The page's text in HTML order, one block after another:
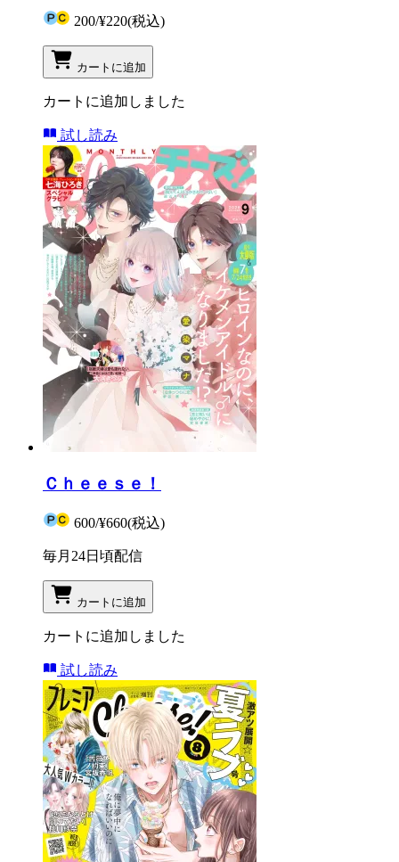
200/¥220(税込)
カートに追加
カートに追加しました
試し読み
Ｃｈｅｅｓｅ！
600/¥660(税込)
毎月24日頃配信
カートに追加
カートに追加しました
試し読み